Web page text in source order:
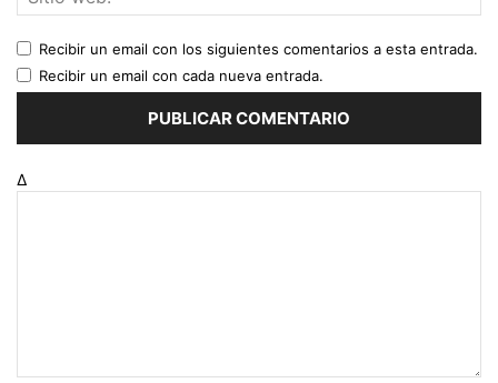
Recibir un email con los siguientes comentarios a esta entrada.
Recibir un email con cada nueva entrada.
Δ